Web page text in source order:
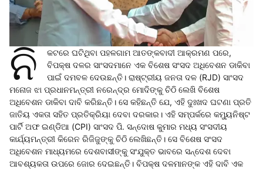
ନି
କଟରେ ଘଟିଥିବା ପହଳଗାମ ଆତଙ୍କବାଦୀ ଆକ୍ରମଣ ପରେ,
ବିପକ୍ଷ ଦଳର ସାଂସଦମାନେ ଏକ ବିଶେଷ ସଂସଦ ଅଧିବେଶନ ଡାକିବା
ପାଇଁ ଦମବଳ ଦେଉଛନ୍ତି। ରାଷ୍ଟ୍ରୀୟ ଜନତା ଦଳ (RJD) ସାଂସଦ
ମନୋଜ ଝା ପ୍ରଧାନମନ୍ତ୍ରୀ ନରେନ୍ଦ୍ର ମୋଦିଙ୍କୁ ଚିଠି ଲେଖି ବିଶେଷ
ଅଧିବେଶନ ଡାକିବା ଦାବି କରିଛନ୍ତି। ସେ କହିଛନ୍ତି ଯେ, ଏହି ଦୁଃଖଦ ଘଟଣା ପ୍ରତି
ଜାତିୟ ଏକତା ସହିତ ପ୍ରତିକ୍ରିୟା ଦେବା ଦରକାର। ଏହି ସମ୍ପର୍କରେ କମ୍ୟୁନିଷ୍ଟ
ପାର୍ଟି ଅଫ ଇଣ୍ଡିଆ (CPI) ସାଂସଦ ପି. ସନ୍ଦୋଷ କୁମାର ମଧ୍ୟ ସଂସଦୀୟ
କାର୍ଯ୍ୟମନ୍ତ୍ରୀ କିରେନ ରିଜିଜୁଙ୍କୁ ଚିଠି ଲେଖିଛନ୍ତି। ସେ ବିଶେଷ ସଂସଦ
ଅଧିବେଶନ ମାଧ୍ୟମରେ ଦେଶବାସୀଙ୍କୁ ସଂଯୁକ୍ତ ଭାବରେ ସନ୍ଦେଶ ଦେବା
ଆବଶ୍ୟକତା ଉପରେ ଜୋର ଦେଇଛନ୍ତି। ବିପକ୍ଷ ଦଳମାନଙ୍କ ଏହି ଦାବି ଏକ